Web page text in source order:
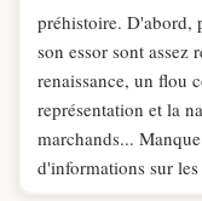
préhistoire. D'abord,
son essor sont assez
renaissance, un flou
représentation et la
marchands...
d'informations sur